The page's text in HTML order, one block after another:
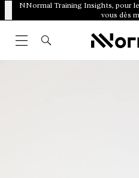
NNormal Training Insights, pour
vous dès